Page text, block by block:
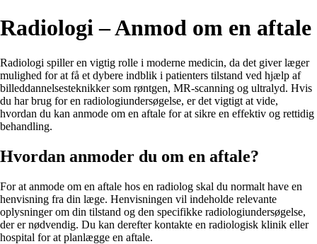
Radiologi – Anmod om en aftale
Radiologi spiller en vigtig rolle i moderne medicin, da det giver læger
mulighed for at få et dybere indblik i patienters tilstand ved hjælp af
billeddannelsesteknikker som røntgen, MR-scanning og ultralyd. Hvis
du har brug for en radiologiundersøgelse, er det vigtigt at vide,
hvordan du kan anmode om en aftale for at sikre en effektiv og rettidig
behandling.
Hvordan anmoder du om en aftale?
For at anmode om en aftale hos en radiolog skal du normalt have en
henvisning fra din læge. Henvisningen vil indeholde relevante
oplysninger om din tilstand og den specifikke radiologiundersøgelse,
der er nødvendig. Du kan derefter kontakte en radiologisk klinik eller
hospital for at planlægge en aftale.